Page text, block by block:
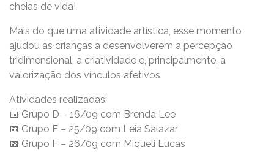
cheias de vida!
Mais do que uma atividade artística, esse momento
ajudou as crianças a desenvolverem a percepção
tridimensional, a criatividade e, principalmente, a
valorização dos vínculos afetivos.
Atividades realizadas:
📅 Grupo D – 16/09 com Brenda Lee
📅 Grupo E – 25/09 com Leia Salazar
📅 Grupo F – 26/09 com Miqueli Lucas